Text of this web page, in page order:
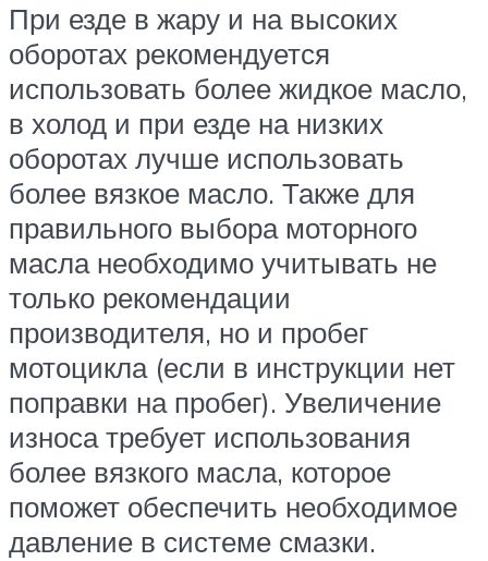
При езде в жару и на высоких
оборотах рекомендуется
использовать более жидкое масло,
в холод и при езде на низких
оборотах лучше использовать
более вязкое масло. Также для
правильного выбора моторного
масла необходимо учитывать не
только рекомендации
производителя, но и пробег
мотоцикла (если в инструкции нет
поправки на пробег). Увеличение
износа требует использования
более вязкого масла, которое
поможет обеспечить необходимое
давление в системе смазки.